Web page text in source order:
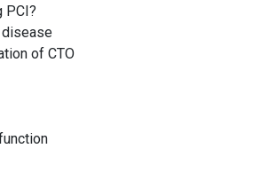
PCI?
disease
of CTO